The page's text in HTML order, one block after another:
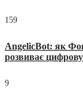
159
AngelicBot: як
розвиває цифрову
9